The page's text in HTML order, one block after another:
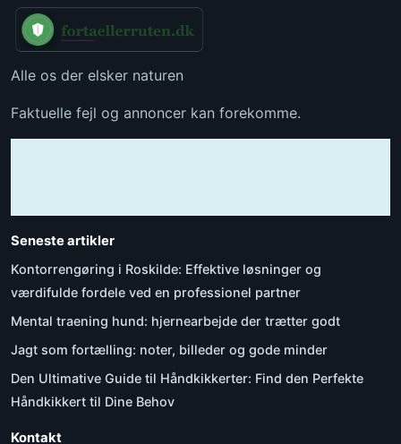
Alle os der elsker naturen
Faktuelle fejl og annoncer kan forekomme.
Seneste artikler
Kontorrengøring i Roskilde: Effektive løsninger og
værdifulde fordele ved en professionel partner
Mental traening hund: hjernearbejde der trætter godt
Jagt som fortælling: noter, billeder og gode minder
Den Ultimative Guide til Håndkikkerter: Find den Perfekte
Håndkikkert til Dine Behov
Kontakt